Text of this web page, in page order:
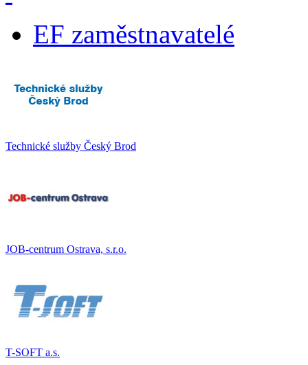
EF zaměstnavatelé
Technické služby Český Brod
JOB-centrum Ostrava, s.r.o.
T-SOFT a.s.